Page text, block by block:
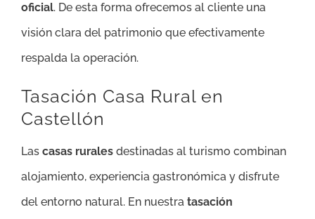
oficial. De esta forma ofrecemos al cliente una
visión clara del patrimonio que efectivamente
respalda la operación.
Tasación Casa Rural en
Castellón
Las casas rurales destinadas al turismo combinan
alojamiento, experiencia gastronómica y disfrute
del entorno natural. En nuestra tasación